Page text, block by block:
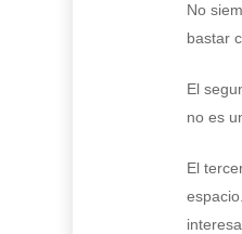
No
bastar
El
no es
El